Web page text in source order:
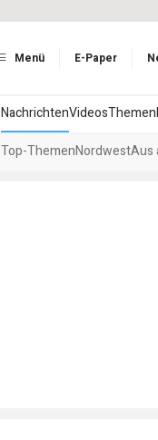
Menü E-Paper
NachrichtenVideosThemen
Top-ThemenNordwestAus